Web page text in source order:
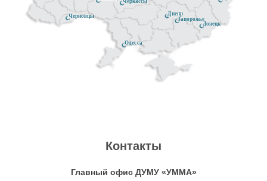
Черновцы
Одесса
Донецк
Днепр
Запорожье
Контакты
Главный офис ДУМУ «УММА»